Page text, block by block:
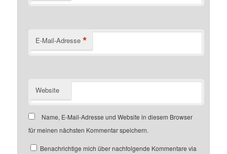
E-Mail-Adresse *
Website
Name, E-Mail-Adresse und Website in diesem Browser
für meinen nächsten Kommentar speichern.
Benachrichtige mich über nachfolgende Kommentare via